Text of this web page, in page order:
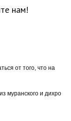
нам!
от того, что на
муранского и дихро